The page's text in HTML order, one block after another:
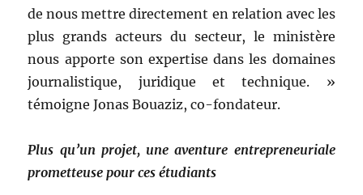
de nous mettre directement en relation avec les
plus grands acteurs du secteur, le ministère
nous apporte son expertise dans les domaines
journalistique, juridique et technique. »
témoigne Jonas Bouaziz, co-fondateur.
Plus qu’un projet, une aventure entrepreneuriale
prometteuse pour ces étudiants